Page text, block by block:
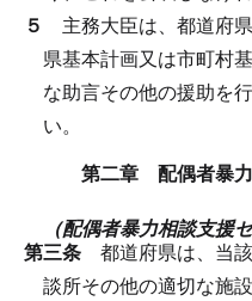
５ 主務大臣は、都道府
県基本計画又は市町村
な助言その他の援助を
い。
第二章 配偶者暴
（配偶者暴力相談支援
第三条 都道府県は、当
談所その他の適切な施